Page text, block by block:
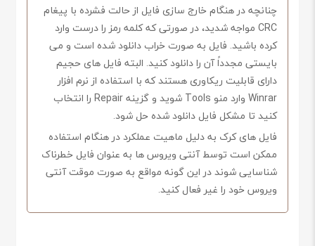
چنانچه در هنگام خارج سازی فایل از حالت فشرده با پیغام
CRC مواجه شدید، در صورتی که کلمه رمز را درست وارد
کرده باشید. فایل به صورت خراب دانلود شده است و می
بایستی مجدداً آن را دانلود کنید. البته فایل های حجیم
دارای قابلیت ریکاوری هستند که با استفاده از نرم افزار
Winrar وارد منو Tools شوید و گزینه Repair را انتخاب
کنید تا مشکل فایل دانلود شده حل شود.
فایل های کرک به دلیل ماهیت عملکرد در هنگام استفاده
ممکن است توسط آنتی ویروس ها به عنوان فایل خطرناک
شناسایی شوند در این گونه مواقع به صورت موقت آنتی
ویروس خود را غیر فعال کنید.